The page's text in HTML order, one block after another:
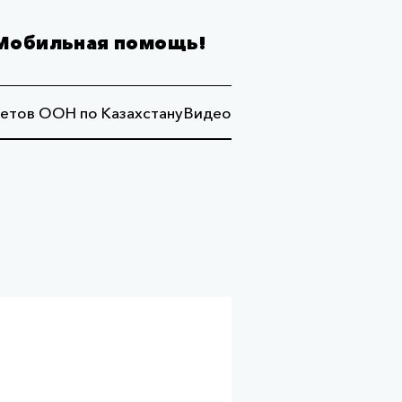
помощь!
ООН по КазахстануВидео